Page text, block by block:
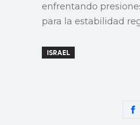
enfrentando
para la estabilidad
ISRAEL